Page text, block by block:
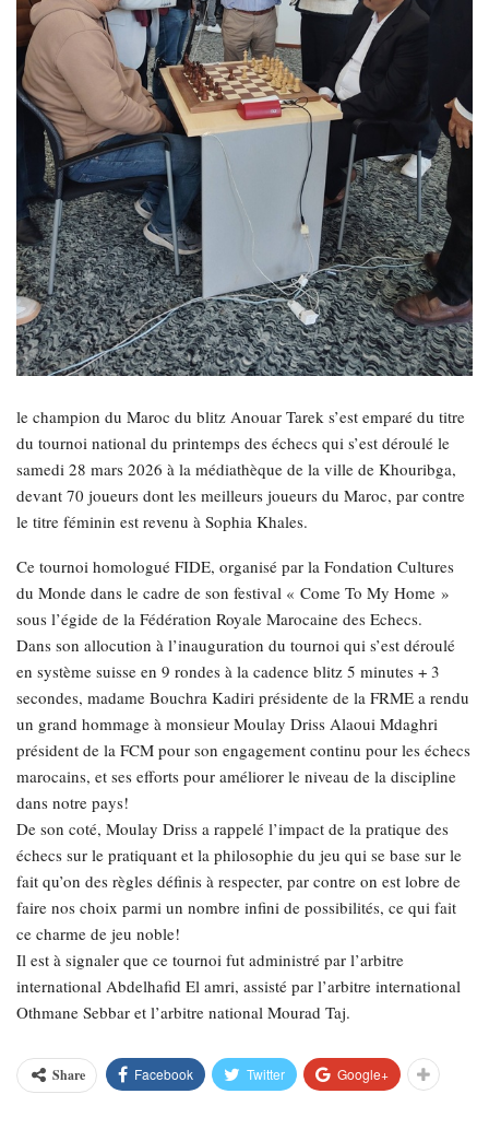
le champion du Maroc du blitz Anouar Tarek s’est emparé du titre
du tournoi national du printemps des échecs qui s’est déroulé le
samedi 28 mars 2026 à la médiathèque de la ville de Khouribga,
devant 70 joueurs dont les meilleurs joueurs du Maroc, par contre
le titre féminin est revenu à Sophia Khales.
Ce tournoi homologué FIDE, organisé par la Fondation Cultures
du Monde dans le cadre de son festival « Come To My Home »
sous l’égide de la Fédération Royale Marocaine des Echecs.
Dans son allocution à l’inauguration du tournoi qui s’est déroulé
en système suisse en 9 rondes à la cadence blitz 5 minutes + 3
secondes, madame Bouchra Kadiri présidente de la FRME a rendu
un grand hommage à monsieur Moulay Driss Alaoui Mdaghri
président de la FCM pour son engagement continu pour les échecs
marocains, et ses efforts pour améliorer le niveau de la discipline
dans notre pays!
De son coté, Moulay Driss a rappelé l’impact de la pratique des
échecs sur le pratiquant et la philosophie du jeu qui se base sur le
fait qu’on des règles définis à respecter, par contre on est lobre de
faire nos choix parmi un nombre infini de possibilités, ce qui fait
ce charme de jeu noble!
Il est à signaler que ce tournoi fut administré par l’arbitre
international Abdelhafid El amri, assisté par l’arbitre international
Othmane Sebbar et l’arbitre national Mourad Taj.
Share Facebook Twitter Google+